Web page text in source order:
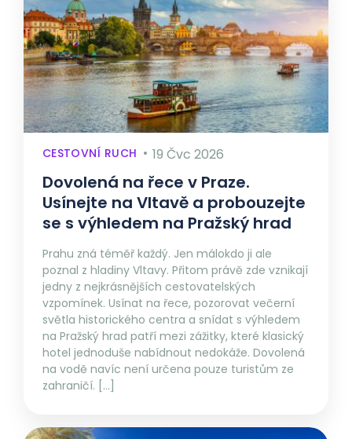
CESTOVNÍ RUCH 19 Čvc 2026
Dovolená na řece v Praze.
Usínejte na Vltavě a probouzejte
se s výhledem na Pražský hrad
Prahu zná téměř každý. Jen málokdo ji ale
poznal z hladiny Vltavy. Přitom právě zde vznikají
jedny z nejkrásnějších cestovatelských
vzpomínek. Usínat na řece, pozorovat večerní
světla historického centra a snídat s výhledem
na Pražský hrad patří mezi zážitky, které klasický
hotel jednoduše nabídnout nedokáže. Dovolená
na vodě navíc není určena pouze turistům ze
zahraničí. […]